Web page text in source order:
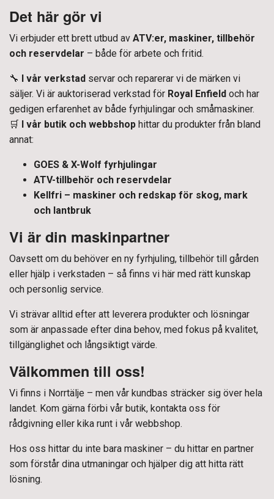
Det här gör vi
Vi erbjuder ett brett utbud av ATV:er, maskiner, tillbehör
och reservdelar – både för arbete och fritid.
🔧 I vår verkstad servar och reparerar vi de märken vi
säljer. Vi är auktoriserad verkstad för Royal Enfield och har
gedigen erfarenhet av både fyrhjulingar och småmaskiner.
🛒 I vår butik och webbshop hittar du produkter från bland
annat:
GOES & X-Wolf fyrhjulingar
ATV-tillbehör och reservdelar
Kellfri – maskiner och redskap för skog, mark
och lantbruk
Vi är din maskinpartner
Oavsett om du behöver en ny fyrhjuling, tillbehör till gården
eller hjälp i verkstaden – så finns vi här med rätt kunskap
och personlig service.
Vi strävar alltid efter att leverera produkter och lösningar
som är anpassade efter dina behov, med fokus på kvalitet,
tillgänglighet och långsiktigt värde.
Välkommen till oss!
Vi finns i Norrtälje – men vår kundbas sträcker sig över hela
landet. Kom gärna förbi vår butik, kontakta oss för
rådgivning eller kika runt i vår webbshop.
Hos oss hittar du inte bara maskiner – du hittar en partner
som förstår dina utmaningar och hjälper dig att hitta rätt
lösning.